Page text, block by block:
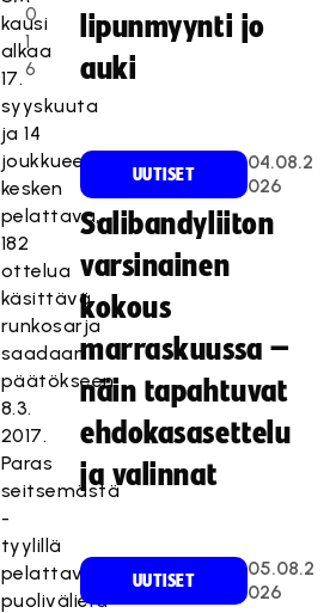
0
1
6
kausi
alkaa
17.
syyskuuta
ja 14
joukkueen
kesken
pelattava,
182
ottelua
käsittävä,
runkosarja
saadaan
päätökseen
8.3.
2017.
Paras
seitsemästä
-
tyylillä
pelattavien
puolivälierä-
lipunmyynti jo
auki
UUTISET
04.08.2
026
Salibandyliiton
varsinainen
kokous
marraskuussa –
näin tapahtuvat
ehdokasasettelu
ja valinnat
UUTISET
05.08.2
026